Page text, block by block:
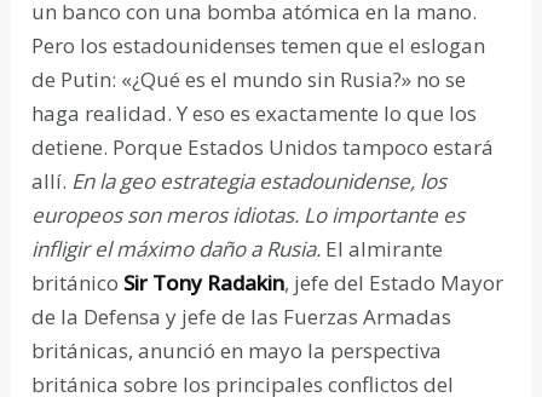
un banco con una bomba atómica en la mano.
Pero los estadounidenses temen que el eslogan
de Putin: «¿Qué es el mundo sin Rusia?» no se
haga realidad. Y eso es exactamente lo que los
detiene. Porque Estados Unidos tampoco estará
allí. En la geo estrategia estadounidense, los
europeos son meros idiotas. Lo importante es
infligir el máximo daño a Rusia. El almirante
británico Sir Tony Radakin, jefe del Estado Mayor
de la Defensa y jefe de las Fuerzas Armadas
británicas, anunció en mayo la perspectiva
británica sobre los principales conflictos del